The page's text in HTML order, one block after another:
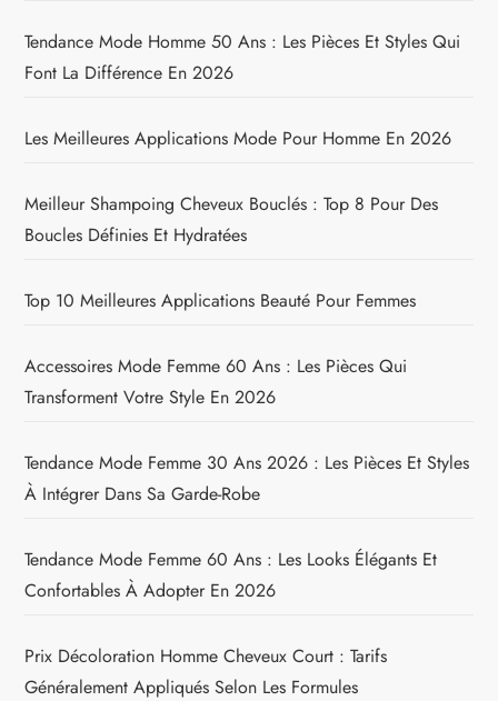
Tendance Mode Homme 50 Ans : Les Pièces Et Styles Qui
Font La Différence En 2026
Les Meilleures Applications Mode Pour Homme En 2026
Meilleur Shampoing Cheveux Bouclés : Top 8 Pour Des
Boucles Définies Et Hydratées
Top 10 Meilleures Applications Beauté Pour Femmes
Accessoires Mode Femme 60 Ans : Les Pièces Qui
Transforment Votre Style En 2026
Tendance Mode Femme 30 Ans 2026 : Les Pièces Et Styles
À Intégrer Dans Sa Garde-Robe
Tendance Mode Femme 60 Ans : Les Looks Élégants Et
Confortables À Adopter En 2026
Prix Décoloration Homme Cheveux Court : Tarifs
Généralement Appliqués Selon Les Formules